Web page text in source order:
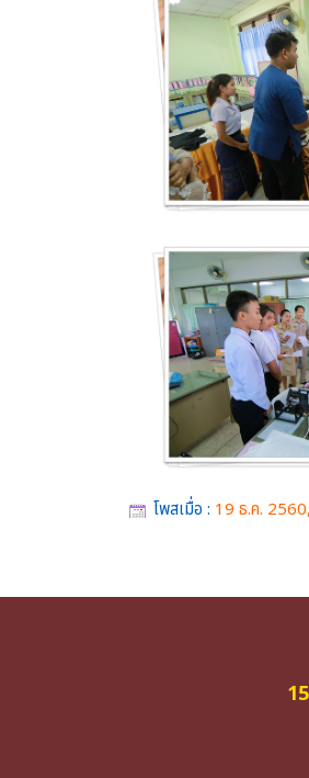
โพสเมื่อ : 19 ธ.ค.